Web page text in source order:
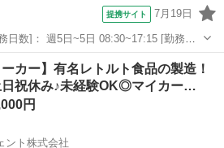
提携サイト 7月19日
阿賀町新潟県阿賀野市曽郷 株式会社
BREXA Next Z13 水原駅自動車8分 [職種名]：食品...
ーカー】有名レトルト食品の製造！
日祝休み♪未経験OK◎マイカー…
円
ント株式会社